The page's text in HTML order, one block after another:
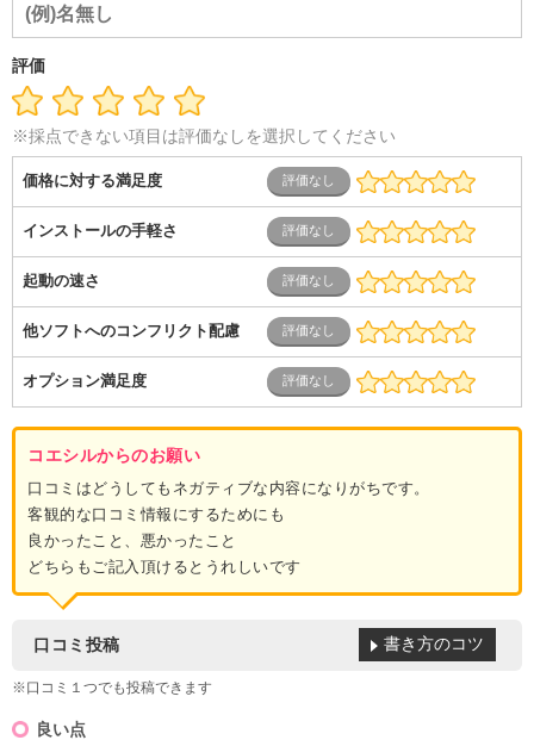
介護
その他
ス
士業・コンサルティング 金融・商社
不動産・保険・サ
ービス
専業主婦（夫）
営業
評価
※採点できない項目は評価なしを選択してください
価格に対する満足度
インストールの手軽さ
起動の速さ
他ソフトへのコンフリクト配慮
オプション満足度
コエシルからのお願い
口コミはどうしてもネガティブな内容になりがちです。
客観的な口コミ情報にするためにも
良かったこと、悪かったこと
どちらもご記入頂けるとうれしいです
口コミ投稿
※口コミ１つでも投稿できます
書き方のコツ
良い点